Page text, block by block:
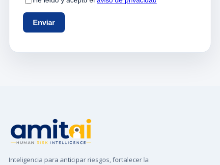
Inteligencia para anticipar riesgos, fortalecer la